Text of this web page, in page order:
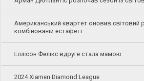
Американський квартет оновив світовий
комбінованій естафеті
Еллісон Фелікс вдруге стала мамою
2024 Xiamen Diamond League